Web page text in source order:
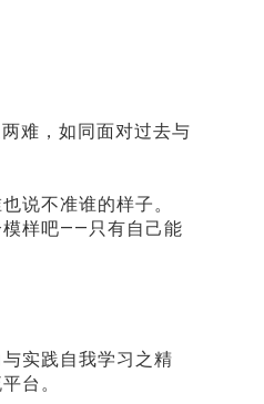
难，如同面对过去与
说不准谁的样子。
模样吧——只有自己能
实践自我学习之精
台。